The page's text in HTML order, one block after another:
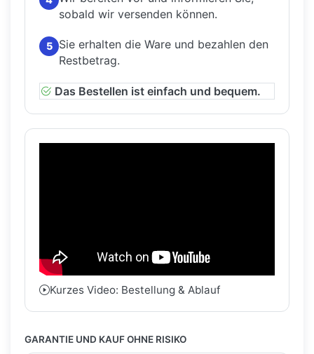
sobald wir versenden können.
5
Sie erhalten die Ware und bezahlen den
Restbetrag.
Das Bestellen ist einfach und bequem.
Kurzes Video: Bestellung & Ablauf
GARANTIE UND KAUF OHNE RISIKO